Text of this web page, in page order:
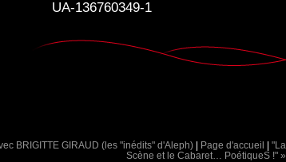
UA-136760349-1
BRIGITTE GIRAUD (les "inédits" d'Aleph) | Page d'accueil | "La
Scène et le Cabaret… PoétiqueS !" »